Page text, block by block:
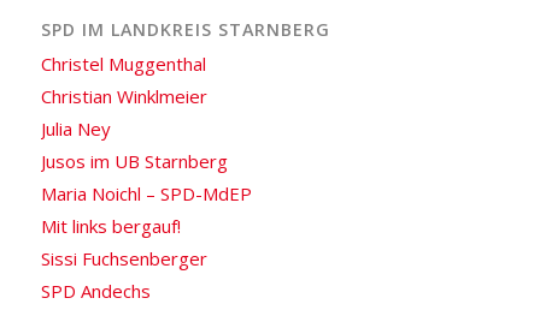
SPD IM LANDKREIS STARNBERG
Christel Muggenthal
Christian Winklmeier
Julia Ney
Jusos im UB Starnberg
Maria Noichl – SPD-MdEP
Mit links bergauf!
Sissi Fuchsenberger
SPD Andechs